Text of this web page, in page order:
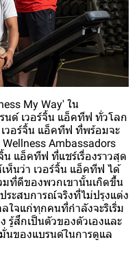
My Way' ใน
นด์ เวอร์จิ้น แอ็คทีฟ ทั่วโลก
วอร์จิ้น แอ็คทีฟ ที่พร้อมจะ
Ambassadors
แอ็คทีฟ ที่แชร์เรื่องราวสุด
ห็นว่า เวอร์จิ้น แอ็คทีฟ ได้
ที่ดีของพวกเขานั้นเกิดขึ้น
ระสบการณ์จริงที่ไม่ปรุงแต่ง
ใจแก่ทุกคนที่กำลังจะริเริ่ม
รู้สึกเป็นตัวของตัวเองและ
นของแบรนด์ในการดูแล